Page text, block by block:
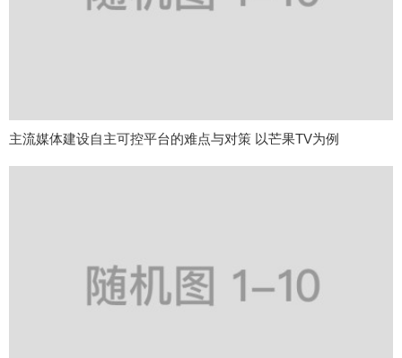
主流媒体建设自主可控平台的难点与对策 以芒果TV为例